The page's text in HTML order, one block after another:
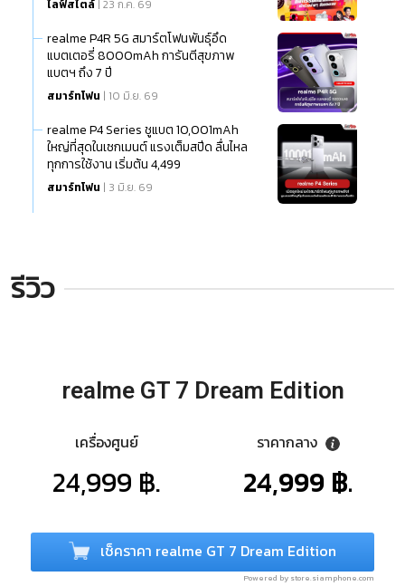
ไลฟ์สไตล์ | 23 ก.ค. 69
realme P4R 5G สมาร์ตโฟนพันธุ์อึด
แบตเตอรี่ 8000mAh การันตีสุขภาพ
แบตฯ ถึง 7 ปี
สมาร์ทโฟน | 10 มิ.ย. 69
realme P4 Series ชูแบต 10,001mAh
ใหญ่ที่สุดในเซกเมนต์ แรงเต็มสปีด ลื่นไหล
ทุกการใช้งาน เริ่มต้น 4,499
สมาร์ทโฟน | 3 มิ.ย. 69
รีวิว
realme GT 7 Dream Edition
เครื่องศูนย์
24,999 ฿.
ราคากลาง
24,999 ฿.
เช็คราคา realme GT 7 Dream Edition
Powered by store.siamphone.com